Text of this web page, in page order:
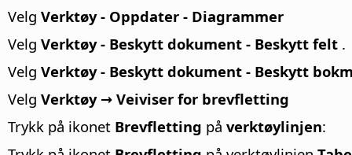
Velg Verktøy - Oppdater - Diagrammer
Velg Verktøy - Beskytt dokument - Beskytt felt .
Velg Verktøy - Beskytt dokument - Beskytt
Velg Verktøy → Veiviser for brevfletting
Trykk på ikonet Brevfletting på verktøylinjen: